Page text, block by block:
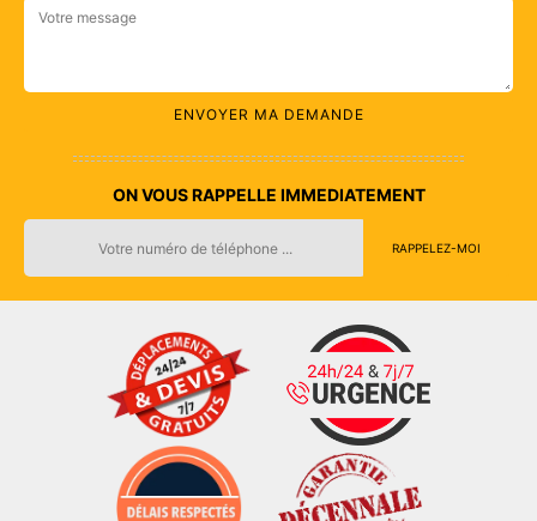
ON VOUS RAPPELLE IMMEDIATEMENT